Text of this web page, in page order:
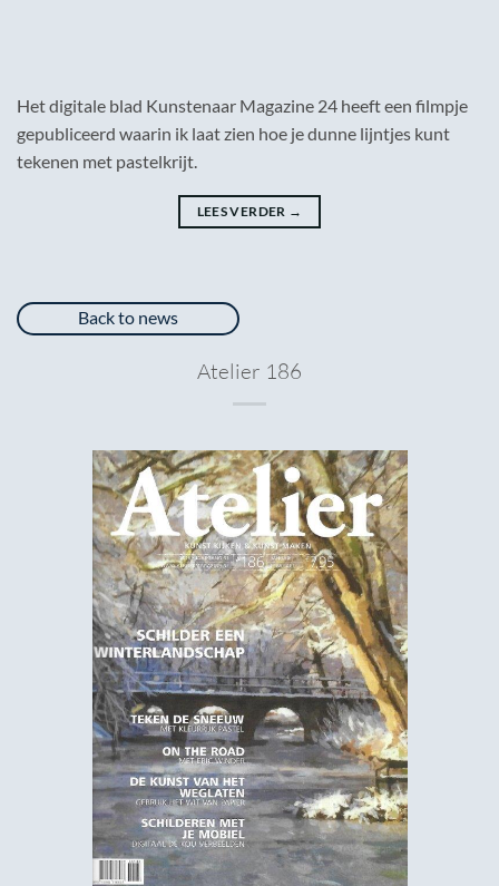
Het digitale blad Kunstenaar Magazine 24 heeft een filmpje
gepubliceerd waarin ik laat zien hoe je dunne lijntjes kunt
tekenen met pastelkrijt.
LEES VERDER →
Back to news
Atelier 186